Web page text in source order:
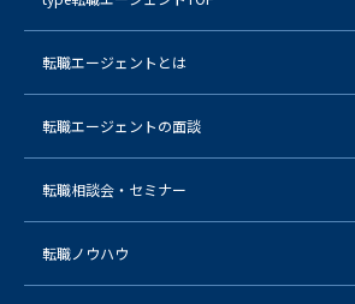
転職エージェントとは
転職エージェントの面談
転職相談会・セミナー
転職ノウハウ